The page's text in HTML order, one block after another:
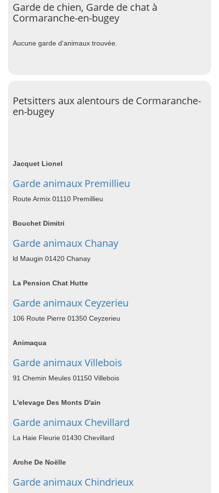
Garde de chien, Garde de chat à
Cormaranche-en-bugey
Aucune garde d'animaux trouvée.
Petsitters aux alentours de Cormaranche-
en-bugey
Jacquet Lionel
Garde animaux Premillieu
Route Armix 01110 Premillieu
Bouchet Dimitri
Garde animaux Chanay
ld Maugin 01420 Chanay
La Pension Chat Hutte
Garde animaux Ceyzerieu
106 Route Pierre 01350 Ceyzerieu
Animaqua
Garde animaux Villebois
91 Chemin Meules 01150 Villebois
L'elevage Des Monts D'ain
Garde animaux Chevillard
La Haie Fleurie 01430 Chevillard
Arche De Noëlle
Garde animaux Chindrieux